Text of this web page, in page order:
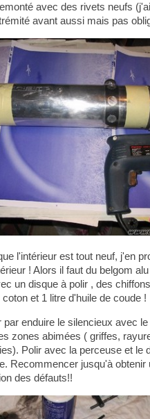
avec des rivets neufs
avant aussi mais pas
l'intérieur est tout neuf, j'en
! Alors il faut du belgom
un disque à polir , des
et 1 litre d'huile de coude !
enduire le silencieux avec
zones abimées ( griffes,
Polir avec la perceuse et le
Recommencer jusqu'à obtenir
des défauts!!